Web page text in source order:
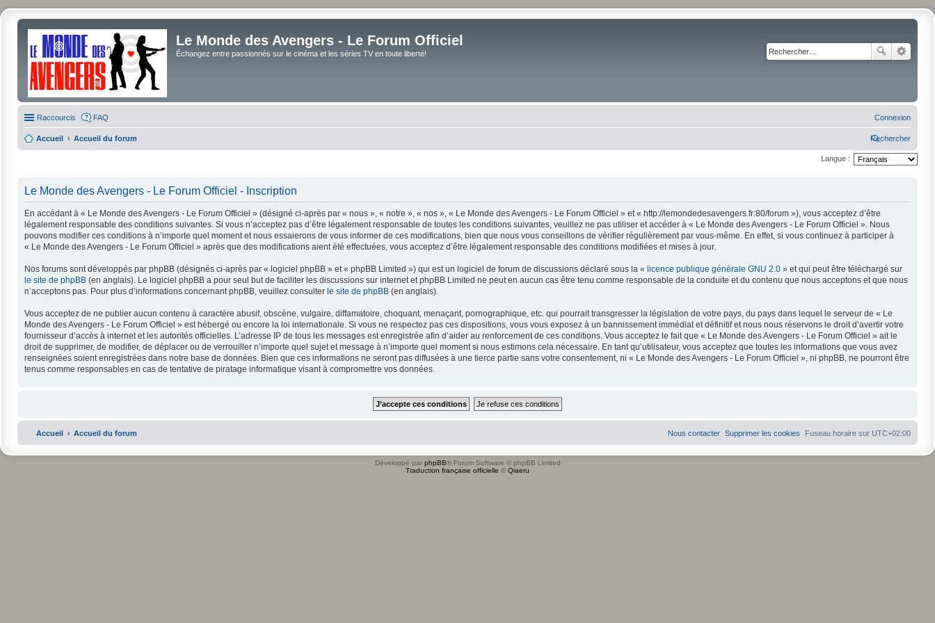
Le Monde des Avengers - Le Forum Officiel
Échangez entre passionnés sur le cinéma et les séries TV en toute liberté!
Raccourcis FAQ Connexion
Accueil Accueil du forum Rechercher
Langue :
Le Monde des Avengers - Le Forum Officiel - Inscription
En accédant à « Le Monde des Avengers - Le Forum Officiel » (désigné ci-après par « nous », « notre », « nos », « Le Monde des Avengers - Le Forum Officiel » et « http://lemondedesavengers.fr:80/forum »), vous acceptez d’être
légalement responsable des conditions suivantes. Si vous n’acceptez pas d’être légalement responsable de toutes les conditions suivantes, veuillez ne pas utiliser et accéder à « Le Monde des Avengers - Le Forum Officiel ». Nous
pouvons modifier ces conditions à n’importe quel moment et nous essaierons de vous informer de ces modifications, bien que nous vous conseillons de vérifier régulièrement par vous-même. En effet, si vous continuez à participer à
« Le Monde des Avengers - Le Forum Officiel » après que des modifications aient été effectuées, vous acceptez d’être légalement responsable des conditions modifiées et mises à jour.
Nos forums sont développés par phpBB (désignés ci-après par « logiciel phpBB » et « phpBB Limited ») qui est un logiciel de forum de discussions déclaré sous la « licence publique générale GNU 2.0 » et qui peut être téléchargé sur
le site de phpBB (en anglais). Le logiciel phpBB a pour seul but de faciliter les discussions sur internet et phpBB Limited ne peut en aucun cas être tenu comme responsable de la conduite et du contenu que nous acceptons et que nous
n’acceptons pas. Pour plus d’informations concernant phpBB, veuillez consulter le site de phpBB (en anglais).
Vous acceptez de ne publier aucun contenu à caractère abusif, obscène, vulgaire, diffamatoire, choquant, menaçant, pornographique, etc. qui pourrait transgresser la législation de votre pays, du pays dans lequel le serveur de « Le
Monde des Avengers - Le Forum Officiel » est hébergé ou encore la loi internationale. Si vous ne respectez pas ces dispositions, vous vous exposez à un bannissement immédiat et définitif et nous nous réservons le droit d’avertir votre
fournisseur d’accès à internet et les autorités officielles. L’adresse IP de tous les messages est enregistrée afin d’aider au renforcement de ces conditions. Vous acceptez le fait que « Le Monde des Avengers - Le Forum Officiel » ait le
droit de supprimer, de modifier, de déplacer ou de verrouiller n’importe quel sujet et message à n’importe quel moment si nous estimons cela nécessaire. En tant qu’utilisateur, vous acceptez que toutes les informations que vous avez
renseignées soient enregistrées dans notre base de données. Bien que ces informations ne seront pas diffusées à une tierce partie sans votre consentement, ni « Le Monde des Avengers - Le Forum Officiel », ni phpBB, ne pourront être
tenus comme responsables en cas de tentative de piratage informatique visant à compromettre vos données.
Accueil Accueil du forum Fuseau horaire sur UTC+02:00
Supprimer les cookies
Nous contacter
Développé par phpBB® Forum Software © phpBB Limited
Traduction française officielle © Qiaeru